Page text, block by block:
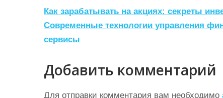
Н
а
в
и
г
Как зарабатывать на акциях: секреты
Современные технологии управления
сервисы
Добавить комментарий
Для отправки комментария вам необходимо